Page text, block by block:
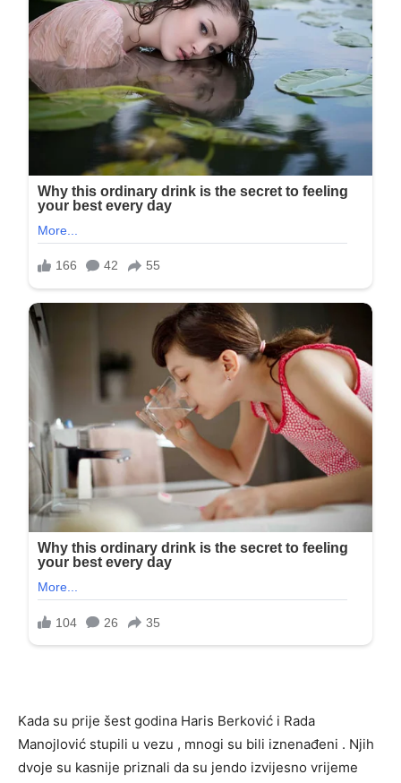
Kada su prije šest godina Haris Berković i Rada
Manojlović stupili u vezu , mnogi su bili iznenađeni . Njih
dvoje su kasnije priznali da su jendo izvijesno vrijeme